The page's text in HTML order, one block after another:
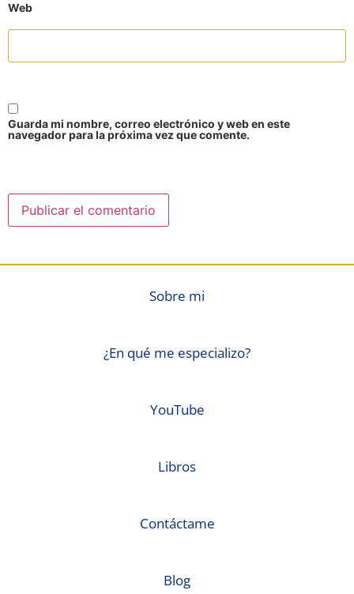
Web
Guarda mi nombre, correo electrónico y web en este
navegador para la próxima vez que comente.
Sobre mi
¿En qué me especializo?
YouTube
Libros
Contáctame
Blog